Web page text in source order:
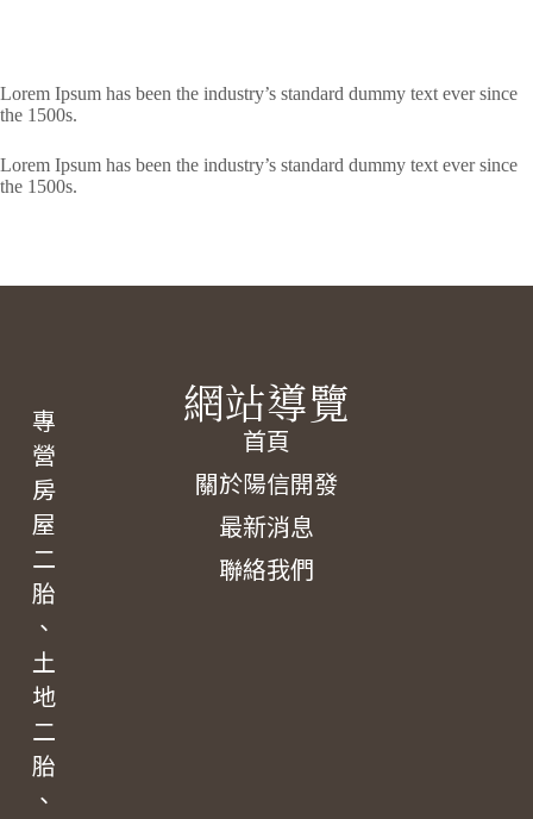
Lorem Ipsum has been the industry’s standard dummy text ever since
the 1500s.
Lorem Ipsum has been the industry’s standard dummy text ever since
the 1500s.
專
營
房
屋
二
胎
、
土
地
二
胎
、
網站導覽
首頁
關於陽信開發
最新消息
聯絡我們